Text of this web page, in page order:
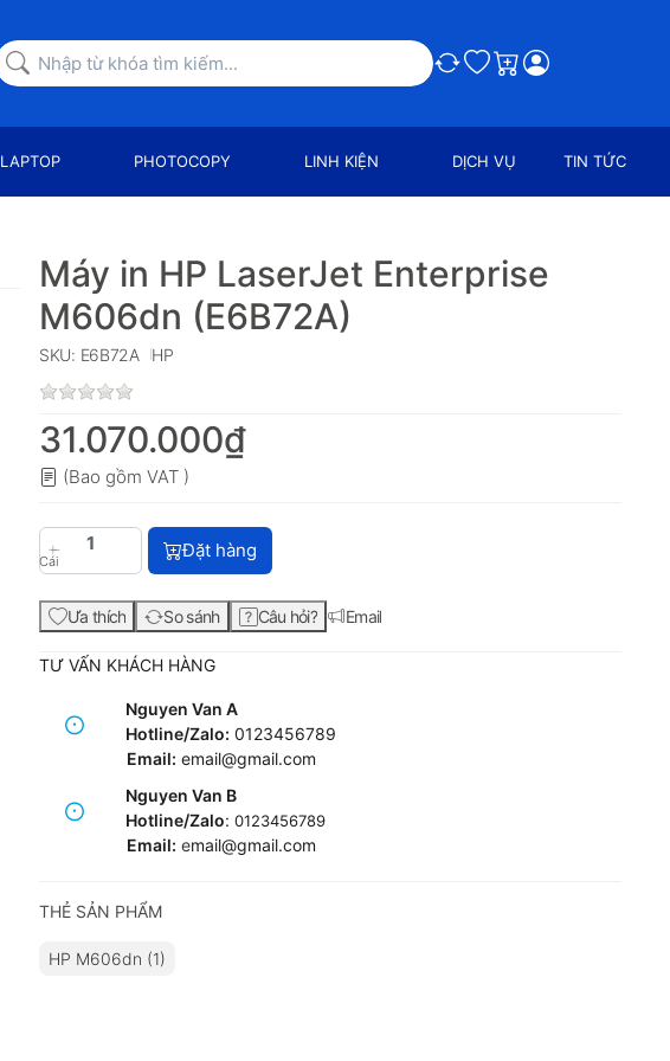
So sánh
Ưa thích
Giỏ hàng
LAPTOP PHOTOCOPY LINH KIỆN DỊCH VỤ TIN TỨC
Máy in HP LaserJet Enterprise
M606dn (E6B72A)
SKU: E6B72A HP
31.070.000₫
(Bao gồm VAT )
Cái
Máy in HP LaserJet Enterprise M606dn (E6B72A) với giá
Đặt hàng
Ưa thích So sánh Câu hỏi? Email
TƯ VẤN KHÁCH HÀNG
Nguyen Van A
Hotline/Zalo: 0123456789
Email: email@gmail.com
Nguyen Van B
Hotline/Zalo: 0123456789
Email: email@gmail.com
THẺ SẢN PHẨM
HP M606dn (1)